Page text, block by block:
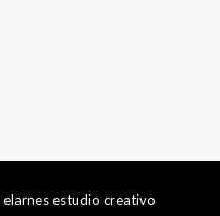
elarnes estudio creativo